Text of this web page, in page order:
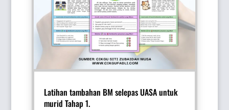
Latihan tambahan BM selepas UASA untuk
murid Tahap 1.